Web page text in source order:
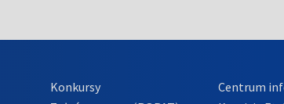
Konkursy
Centrum